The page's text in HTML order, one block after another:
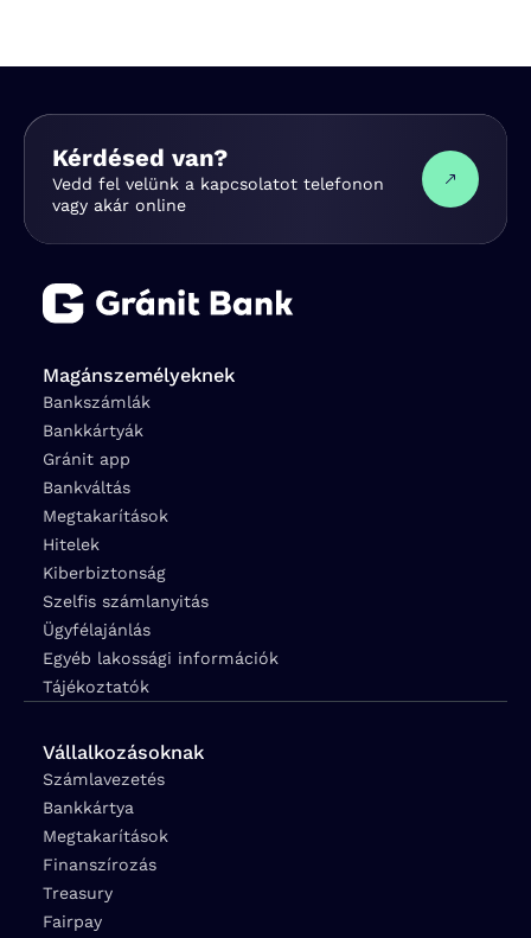
Kérdésed van?
Vedd fel velünk a kapcsolatot telefonon
vagy akár online
Magánszemélyeknek
Bankszámlák
Bankkártyák
Gránit app
Bankváltás
Megtakarítások
Hitelek
Kiberbiztonság
Szelfis számlanyitás
Ügyfélajánlás
Egyéb lakossági információk
Tájékoztatók
Vállalkozásoknak
Számlavezetés
Bankkártya
Megtakarítások
Finanszírozás
Treasury
Fairpay